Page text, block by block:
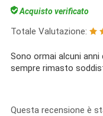
Acquisto verificato
Totale Valutazione:
Sono ormai alcuni
sempre rimasto
Questa recensione è